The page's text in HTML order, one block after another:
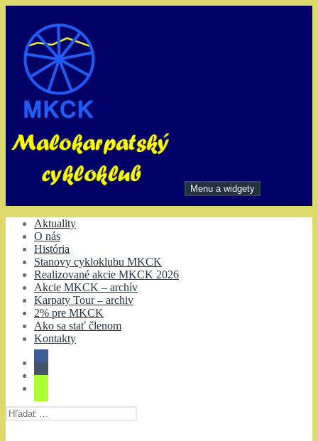
obsah
Menu a widgety
Aktuality
O nás
História
Stanovy cykloklubu MKCK
Realizované akcie MKCK 2026
Akcie MKCK – archív
Karpaty Tour – archiv
2% pre MKCK
Ako sa stať členom
Kontakty
Hľadať: